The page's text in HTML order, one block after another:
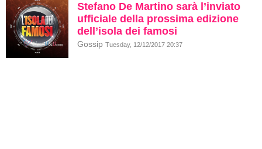
Stefano De Martino sarà l’inviato
ufficiale della prossima edizione
dell’isola dei famosi
Gossip Tuesday, 12/12/2017 20:37